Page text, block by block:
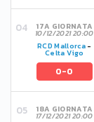
17A GIORNATA
10/12/2021 20:00
RCD Mallorca -
Celta Vigo
0-0
18A GIORNATA
17/12/2021 20:00